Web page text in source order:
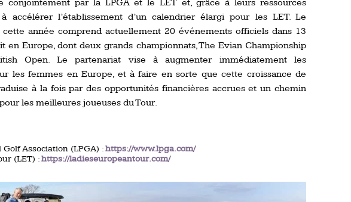
conjointement par la LPGA et le LET et, grâce à leurs ressources
accélérer l’établissement d’un calendrier élargi pour les LET. Le
année comprend actuellement 20 événements officiels dans 13
en Europe, dont deux grands championnats, The Evian Championship
Open. Le partenariat vise à augmenter immédiatement les
les femmes en Europe, et à faire en sorte que cette croissance de
à la fois par des opportunités financières accrues et un chemin
les meilleures joueuses du Tour.
Association (LPGA) :https://www.lpga.com/
(LET) :https://ladieseuropeantour.com/